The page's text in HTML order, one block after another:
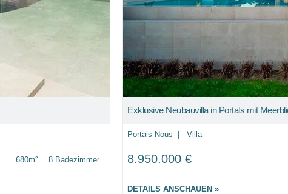
680m² 8 Badezimmer
Exklusive Neubauvilla in Portals mit
Portals Nous | Villa
8.950.000 €
DETAILS ANSCHAUEN »